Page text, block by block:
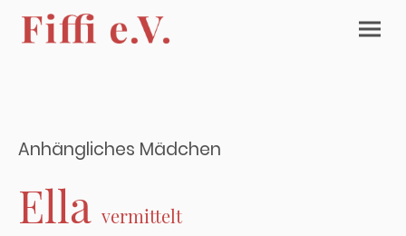
Anhängliches Mädchen
Ella vermittelt